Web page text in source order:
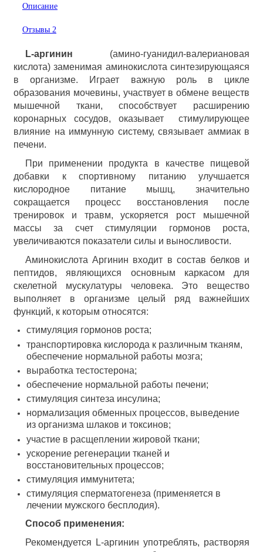
Описание
Отзывы 2
L-аргинин (амино-гуанидил-валериановая
кислота) заменимая аминокислота синтезирующаяся
в организме. Играет важную роль в цикле
образования мочевины, участвует в обмене веществ
мышечной ткани, способствует расширению
коронарных сосудов, оказывает стимулирующее
влияние на иммунную систему, связывает аммиак в
печени.
При применении продукта в качестве пищевой
добавки к спортивному питанию улучшается
кислородное питание мышц, значительно
сокращается процесс восстановления после
тренировок и травм, ускоряется рост мышечной
массы за счет стимуляции гормонов роста,
увеличиваются показатели силы и выносливости.
Аминокислота Аргинин входит в состав белков и
пептидов, являющихся основным каркасом для
скелетной мускулатуры человека. Это вещество
выполняет в организме целый ряд важнейших
функций, к которым относятся:
стимуляция гормонов роста;
транспортировка кислорода к различным тканям,
обеспечение нормальной работы мозга;
выработка тестостерона;
обеспечение нормальной работы печени;
стимуляция синтеза инсулина;
нормализация обменных процессов, выведение
из организма шлаков и токсинов;
участие в расщеплении жировой ткани;
ускорение регенерации тканей и
восстановительных процессов;
стимуляция иммунитета;
стимуляция сперматогенеза (применяется в
лечении мужского бесплодия).
Способ применения:
Рекомендуется L-аргинин употреблять, растворяя